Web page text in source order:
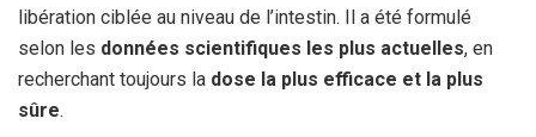
libération ciblée au niveau de l’intestin. Il a été formulé
selon les données scientifiques les plus actuelles, en
recherchant toujours la dose la plus efficace et la plus
sûre.